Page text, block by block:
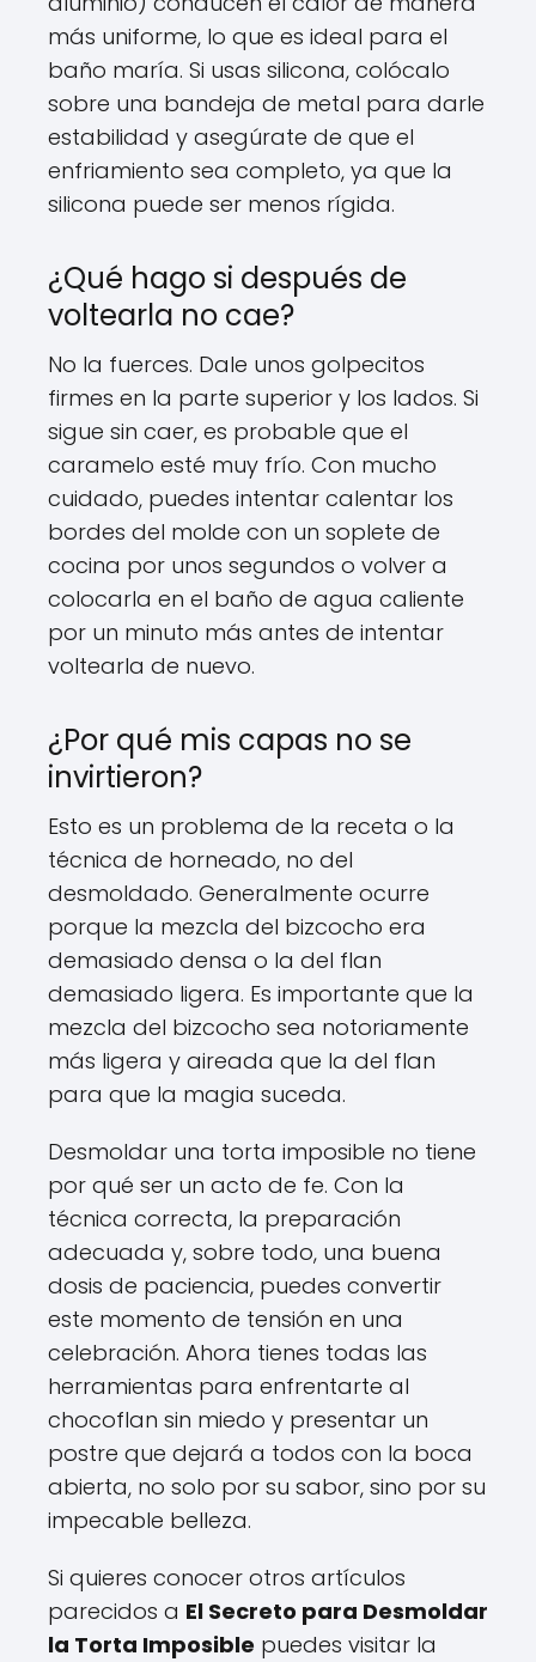
más uniforme, lo que es ideal para el
baño maría. Si usas silicona, colócalo
sobre una bandeja de metal para darle
estabilidad y asegúrate de que el
enfriamiento sea completo, ya que la
silicona puede ser menos rígida.
¿Qué hago si después de
voltearla no cae?
No la fuerces. Dale unos golpecitos
firmes en la parte superior y los lados. Si
sigue sin caer, es probable que el
caramelo esté muy frío. Con mucho
cuidado, puedes intentar calentar los
bordes del molde con un soplete de
cocina por unos segundos o volver a
colocarla en el baño de agua caliente
por un minuto más antes de intentar
voltearla de nuevo.
¿Por qué mis capas no se
invirtieron?
Esto es un problema de la receta o la
técnica de horneado, no del
desmoldado. Generalmente ocurre
porque la mezcla del bizcocho era
demasiado densa o la del flan
demasiado ligera. Es importante que la
mezcla del bizcocho sea notoriamente
más ligera y aireada que la del flan
para que la magia suceda.
Desmoldar una torta imposible no tiene
por qué ser un acto de fe. Con la
técnica correcta, la preparación
adecuada y, sobre todo, una buena
dosis de paciencia, puedes convertir
este momento de tensión en una
celebración. Ahora tienes todas las
herramientas para enfrentarte al
chocoflan sin miedo y presentar un
postre que dejará a todos con la boca
abierta, no solo por su sabor, sino por su
impecable belleza.
Si quieres conocer otros artículos
parecidos a El Secreto para Desmoldar
la Torta Imposible puedes visitar la